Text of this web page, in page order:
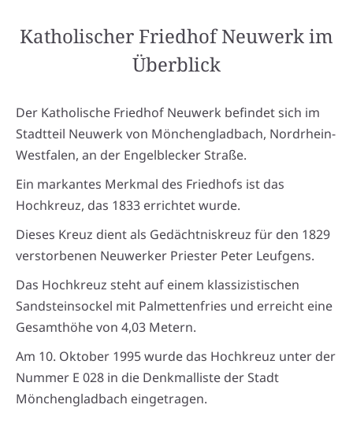
Katholischer Friedhof Neuwerkim
Überblick
Der Katholische Friedhof Neuwerk befindet sich im
Stadtteil Neuwerk von Mönchengladbach, Nordrhein-
Westfalen, an der Engelblecker Straße.
Ein markantes Merkmal des Friedhofs ist das
Hochkreuz, das 1833 errichtet wurde.
Dieses Kreuz dient als Gedächtniskreuz für den 1829
verstorbenen Neuwerker Priester Peter Leufgens.
Das Hochkreuz steht auf einem klassizistischen
Sandsteinsockel mit Palmettenfries und erreicht eine
Gesamthöhe von 4,03 Metern.
Am 10. Oktober 1995 wurde das Hochkreuz unter der
Nummer E 028 in die Denkmalliste der Stadt
Mönchengladbach eingetragen.